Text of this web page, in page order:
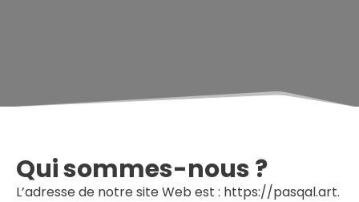
Qui sommes-nous ?
L’adresse de notre site Web est : https://pasqal.art.